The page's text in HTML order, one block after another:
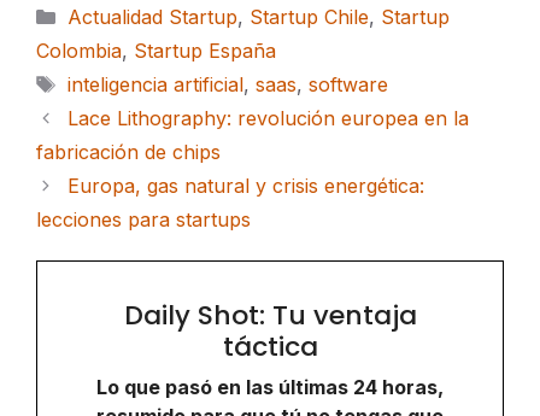
Categorías
Actualidad Startup, Startup Chile, Startup
Colombia, Startup España
Etiquetas
inteligencia artificial, saas, software
Lace Lithography: revolución europea en la
fabricación de chips
Europa, gas natural y crisis energética:
lecciones para startups
Daily Shot: Tu ventaja
táctica
Lo que pasó en las últimas 24 horas,